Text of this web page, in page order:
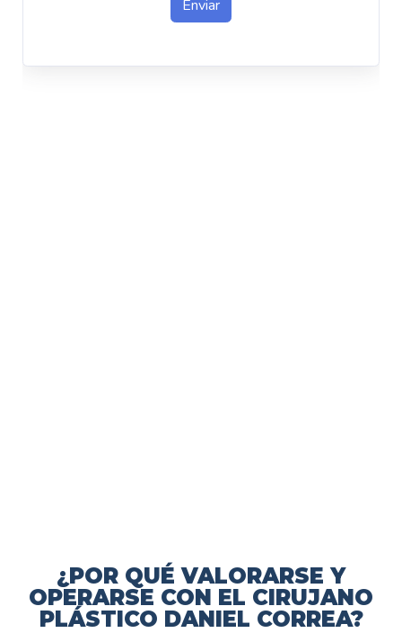
¿POR QUÉ VALORARSE Y
OPERARSE CON EL CIRUJANO
PLÁSTICO DANIEL CORREA?